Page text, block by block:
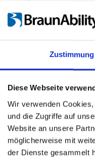
Zustimmung
Diese Webseite
Wir verwenden
und die Zugriffe auf
Website an unsere
möglicherweise mit
der Dienste gesammelt
BraunAbility